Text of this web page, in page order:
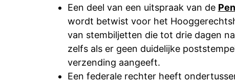
Een deel van een uitspraak van de
wordt betwist voor het
van stembiljetten die tot drie dagen
zelfs als er geen duidelijke
verzending aangeeft.
Een federale rechter heeft